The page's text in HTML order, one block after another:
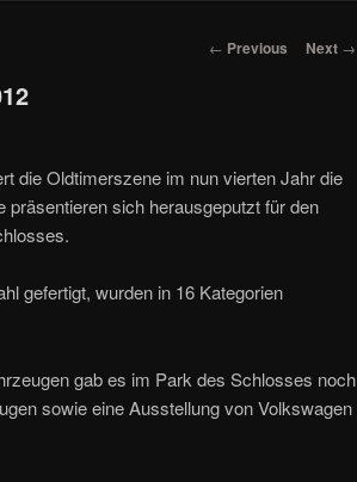
Post navigation
← Previous Next →
die Oldtimerszene im nun vierten Jahr die
sich herausgeputzt für den
gefertigt, wurden in 16 Kategorien
gab es im Park des Schlosses noch
sowie eine Ausstellung von Volkswagen